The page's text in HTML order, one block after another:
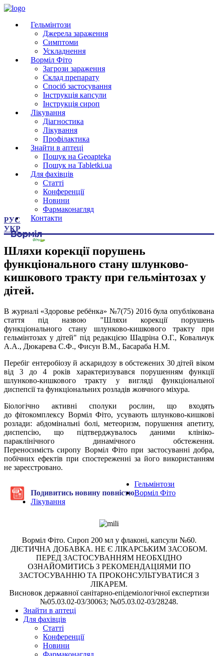
Гельмінтози
Джерела зараження
Симптоми
Ускладнення
Ворміл Фіто
Загрози зараження
Склад препарату
Спосіб застосування
Інструкція капсули
Інструкція сироп
Лікування
Діагностика
Лікування
Профілактика
Знайти в аптеці
Пошук на Geoapteka
Пошук на Tabletki.ua
Для фахівців
Статті
Конференції
Новини
Фармаконагляд
Контакти
РУС
УКР
Шляхи корекції порушень
функціонального стану шлунково-
кишкового тракту при гельмінтозах у
дітей.
В журналі «Здоровье ребёнка» №7(75) 2016 була опублікована
стаття під назвою "Шляхи корекції порушень
функціонального стану шлунково-кишкового тракту при
гельмінтозах у дітей" під редакцією Шадріна О.Г., Ковальчук
А.А., Дюкарева С.Ф., Фисун В.М., Басараба Н.М.
Перебіг ентеробіозу й аскаридозу в обстежених 30 дітей віком
від 3 до 4 років характеризувався порушенням функції
шлунково-кишкового тракту у вигляді функціональної
диспепсії та функціональних розладів жовчного міхура.
Біологічно активні сполуки рослин, що входять
до фітокомплексу Ворміл Фіто, усувають шлунково-кишкові
розлади: абдомінальні болі, метеоризм, порушення апетиту,
диспепсію, що підтверджувалось даними клініко-
параклінічного динамічного обстеження.
Переносимість сиропу Ворміл Фіто при застосуванні добра,
побічних ефектів при спостереженні за його використанням
не зареєстровано.
Подивитись новину повністю
Ворміл Фіто. Сироп 200 мл у флаконі, капсули №60.
ДІЄТИЧНА ДОБАВКА. НЕ Є ЛІКАРСЬКИМ ЗАСОБОМ.
ПЕРЕД ЗАСТОСУВАННЯМ НЕОБХІДНО
ОЗНАЙОМИТИСЬ З РЕКОМЕНДАЦІЯМИ ПО
ЗАСТОСУВАННЮ ТА ПРОКОНСУЛЬТУВАТИСЯ З
ЛІКАРЕМ.
Висновок державної санітарно-епідеміологічної експертизи
№05.03.02-03/30063; №05.03.02-03/28248.
Гельмінтози
Ворміл Фіто
Лікування
Знайти в аптеці
Для фахівців
Статті
Конференції
Новини
Фармаконагляд